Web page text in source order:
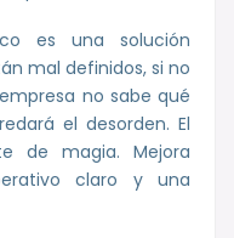
es una solución
mal definidos, si no
no sabe qué
el desorden. El
de magia. Mejora
claro y una